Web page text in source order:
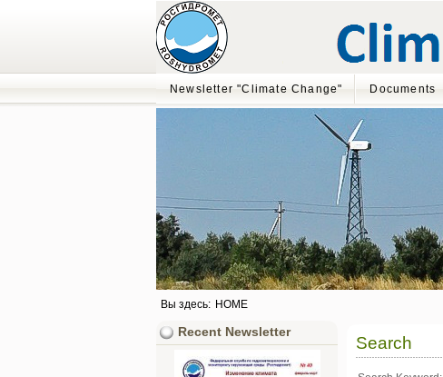
Newsletter "Climate Change" Documents
Вы здесь: HOME
Search
Recent Newsletter